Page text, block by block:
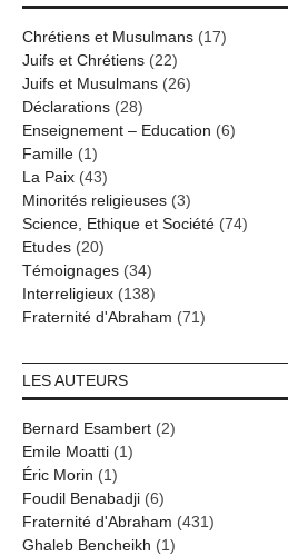
Chrétiens et Musulmans (17)
Juifs et Chrétiens (22)
Juifs et Musulmans (26)
Déclarations (28)
Enseignement – Education (6)
Famille (1)
La Paix (43)
Minorités religieuses (3)
Science, Ethique et Société (74)
Etudes (20)
Témoignages (34)
Interreligieux (138)
Fraternité d'Abraham (71)
LES AUTEURS
Bernard Esambert (2)
Emile Moatti (1)
Éric Morin (1)
Foudil Benabadji (6)
Fraternité d'Abraham (431)
Ghaleb Bencheikh (1)